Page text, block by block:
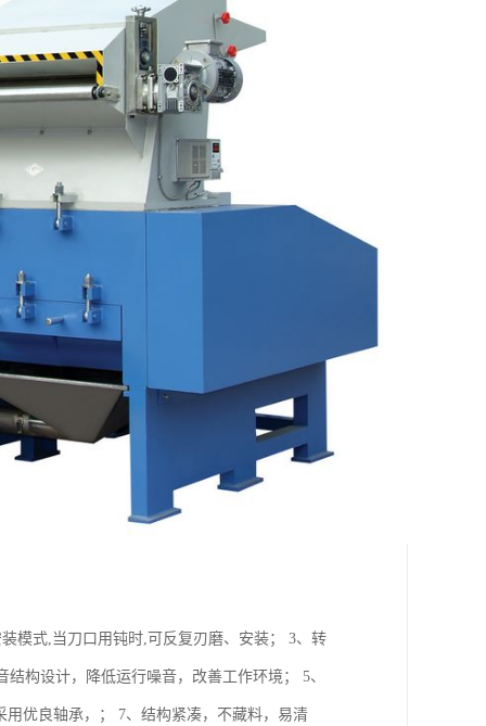
模式,当刀口用钝时,可反复刃磨、安装； 3、转
构设计，降低运行噪音，改善工作环境； 5、
优良轴承，； 7、结构紧凑，不藏料，易清